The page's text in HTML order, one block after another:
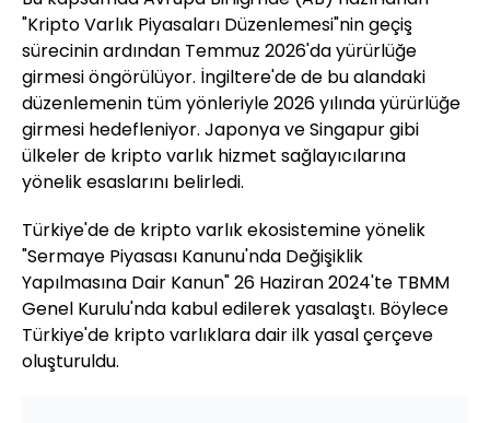
"Kripto Varlık Piyasaları Düzenlemesi"nin geçiş
sürecinin ardından Temmuz 2026'da yürürlüğe
girmesi öngörülüyor. İngiltere'de de bu alandaki
düzenlemenin tüm yönleriyle 2026 yılında yürürlüğe
girmesi hedefleniyor. Japonya ve Singapur gibi
ülkeler de kripto varlık hizmet sağlayıcılarına
yönelik esaslarını belirledi.
Türkiye'de de kripto varlık ekosistemine yönelik
"Sermaye Piyasası Kanunu'nda Değişiklik
Yapılmasına Dair Kanun" 26 Haziran 2024'te TBMM
Genel Kurulu'nda kabul edilerek yasalaştı. Böylece
Türkiye'de kripto varlıklara dair ilk yasal çerçeve
oluşturuldu.